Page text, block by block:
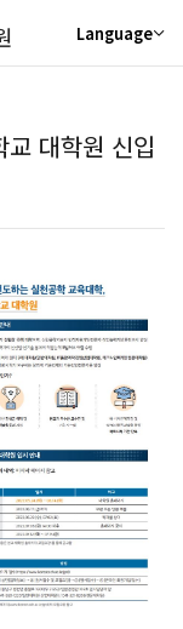
Language
대학원 신입